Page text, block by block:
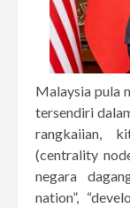
Malaysia pula
tersendiri
rangkaiian,
(centrality
negara
nation”,